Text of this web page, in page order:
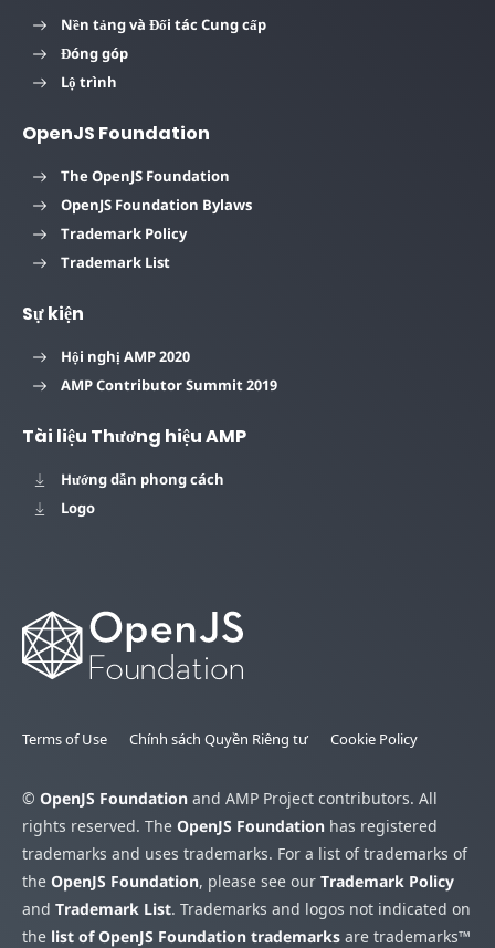
Nền tảng và Đối tác Cung cấp
Đóng góp
Lộ trình
OpenJS Foundation
The OpenJS Foundation
OpenJS Foundation Bylaws
Trademark Policy
Trademark List
Sự kiện
Hội nghị AMP 2020
AMP Contributor Summit 2019
Tài liệu Thương hiệu AMP
Hướng dẫn phong cách
Logo
Terms of Use Chính sách Quyền Riêng tư Cookie Policy
© OpenJS Foundation and AMP Project contributors. All
rights reserved. The OpenJS Foundation has registered
trademarks and uses trademarks. For a list of trademarks of
the OpenJS Foundation, please see our Trademark Policy
and Trademark List. Trademarks and logos not indicated on
the list of OpenJS Foundation trademarks are trademarks™